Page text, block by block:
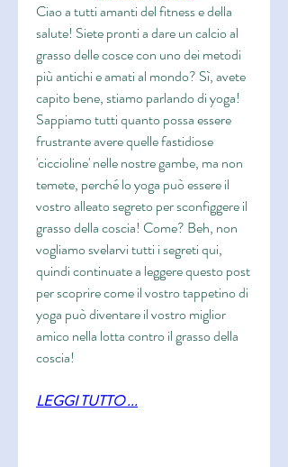
Ciao a tutti amanti del fitness e della
salute! Siete pronti a dare un calcio al
grasso delle cosce con uno dei metodi
più antichi e amati al mondo? Sì, avete
capito bene, stiamo parlando di yoga!
Sappiamo tutti quanto possa essere
frustrante avere quelle fastidiose
'ciccioline' nelle nostre gambe, ma non
temete, perché lo yoga può essere il
vostro alleato segreto per sconfiggere il
grasso della coscia! Come? Beh, non
vogliamo svelarvi tutti i segreti qui,
quindi continuate a leggere questo post
per scoprire come il vostro tappetino di
yoga può diventare il vostro miglior
amico nella lotta contro il grasso della
coscia!
LEGGI TUTTO ...